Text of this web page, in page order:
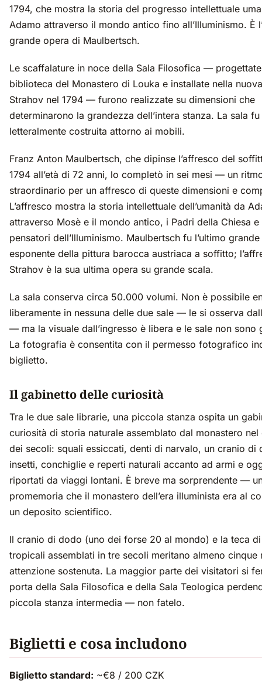
1794, che mostra la storia del progresso intellettuale
Adamo attraverso il mondo antico fino all’Illuminismo. È
grande opera di Maulbertsch.
Le scaffalature in noce della Sala Filosofica —
biblioteca del Monastero di Louka e installate nella
Strahov nel 1794 — furono realizzate su dimensioni che
determinarono la grandezza dell’intera stanza. La sala fu
letteralmente costruita attorno ai mobili.
Franz Anton Maulbertsch, che dipinse l’affresco del
1794 all’età di 72 anni, lo completò in sei mesi — un
straordinario per un affresco di queste dimensioni e
L’affresco mostra la storia intellettuale dell’umanità da
attraverso Mosè e il mondo antico, i Padri della Chiesa e
pensatori dell’Illuminismo. Maulbertsch fu l’ultimo grande
esponente della pittura barocca austriaca a soffitto;
Strahov è la sua ultima opera su grande scala.
La sala conserva circa 50.000 volumi. Non è possibile
liberamente in nessuna delle due sale — le si osserva
— ma la visuale dall’ingresso è libera e le sale non sono
La fotografia è consentita con il permesso fotografico
biglietto.
Il gabinetto delle curiosità
Tra le due sale librarie, una piccola stanza ospita un
curiosità di storia naturale assemblato dal monastero nel
dei secoli: squali essiccati, denti di narvalo, un cranio di
insetti, conchiglie e reperti naturali accanto ad armi e
riportati da viaggi lontani. È breve ma sorprendente —
promemoria che il monastero dell’era illuminista era al
un deposito scientifico.
Il cranio di dodo (uno dei forse 20 al mondo) e la teca
tropicali assemblati in tre secoli meritano almeno cinque
attenzione sostenuta. La maggior parte dei visitatori si
porta della Sala Filosofica e della Sala Teologica
piccola stanza intermedia — non fatelo.
Biglietti e cosa includono
Biglietto standard: ~€8 / 200 CZK